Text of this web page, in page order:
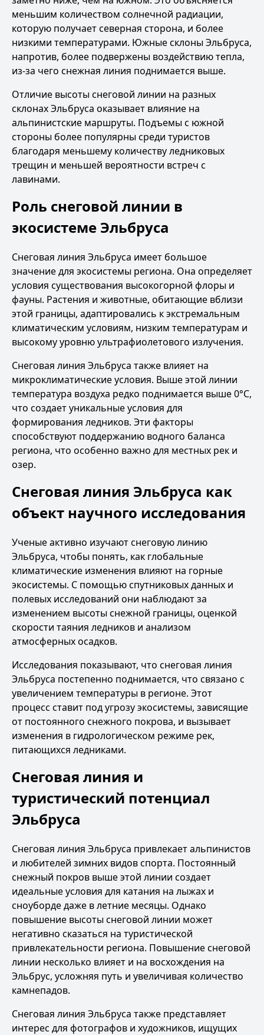
меньшим количеством солнечной радиации,
которую получает северная сторона, и более
низкими температурами. Южные склоны Эльбруса,
напротив, более подвержены воздействию тепла,
из-за чего снежная линия поднимается выше.
Отличие высоты снеговой линии на разных
склонах Эльбруса оказывает влияние на
альпинистские маршруты. Подъемы с южной
стороны более популярны среди туристов
благодаря меньшему количеству ледниковых
трещин и меньшей вероятности встреч с
лавинами.
Роль снеговой линии в
экосистеме Эльбруса
Снеговая линия Эльбруса имеет большое
значение для экосистемы региона. Она определяет
условия существования высокогорной флоры и
фауны. Растения и животные, обитающие вблизи
этой границы, адаптировались к экстремальным
климатическим условиям, низким температурам и
высокому уровню ультрафиолетового излучения.
Снеговая линия Эльбруса также влияет на
микроклиматические условия. Выше этой линии
температура воздуха редко поднимается выше 0°C,
что создает уникальные условия для
формирования ледников. Эти факторы
способствуют поддержанию водного баланса
региона, что особенно важно для местных рек и
озер.
Снеговая линия Эльбруса как
объект научного исследования
Ученые активно изучают снеговую линию
Эльбруса, чтобы понять, как глобальные
климатические изменения влияют на горные
экосистемы. С помощью спутниковых данных и
полевых исследований они наблюдают за
изменением высоты снежной границы, оценкой
скорости таяния ледников и анализом
атмосферных осадков.
Исследования показывают, что снеговая линия
Эльбруса постепенно поднимается, что связано с
увеличением температуры в регионе. Этот
процесс ставит под угрозу экосистемы, зависящие
от постоянного снежного покрова, и вызывает
изменения в гидрологическом режиме рек,
питающихся ледниками.
Снеговая линия и
туристический потенциал
Эльбруса
Снеговая линия Эльбруса привлекает альпинистов
и любителей зимних видов спорта. Постоянный
снежный покров выше этой линии создает
идеальные условия для катания на лыжах и
сноуборде даже в летние месяцы. Однако
повышение высоты снеговой линии может
негативно сказаться на туристической
привлекательности региона. Повышение снеговой
линии несколько влияет и на восхождения на
Эльбрус, усложняя путь и увеличивая количество
камнепадов.
Снеговая линия Эльбруса также представляет
интерес для фотографов и художников, ищущих